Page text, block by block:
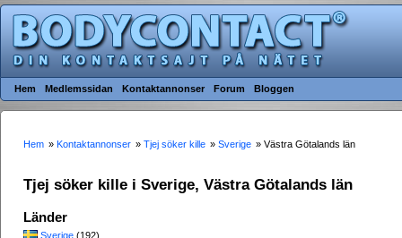
Hem Medlemssidan Kontaktannonser Forum Bloggen
Hem » Kontaktannonser » Tjej söker kille » Sverige » Västra Götalands län
Tjej söker kille i Sverige, Västra Götalands län
Länder
Sverige (192)